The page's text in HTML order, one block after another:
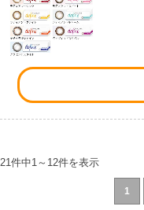
21件中1 ～ 12件を表示
1